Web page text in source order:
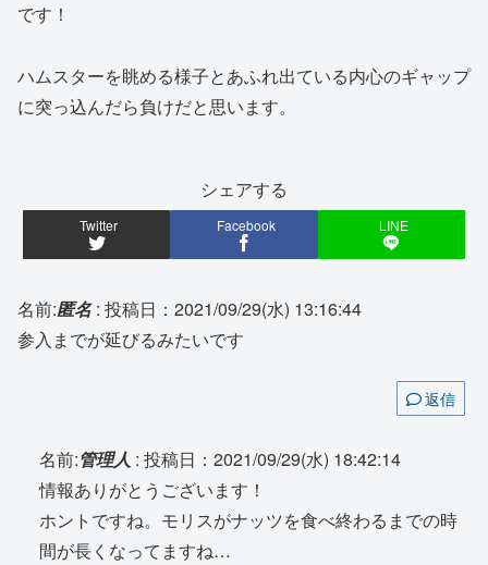
です！
ハムスターを眺める様子とあふれ出ている内心のギャップ
に突っ込んだら負けだと思います。
シェアする
Twitter Facebook LINE
名前:匿名: 投稿日：2021/09/29(水) 13:16:44
参入までが延びるみたいです
返信
名前:管理人 : 投稿日：2021/09/29(水) 18:42:14
情報ありがとうございます！
ホントですね。モリスがナッツを食べ終わるまでの時
間が長くなってますね…